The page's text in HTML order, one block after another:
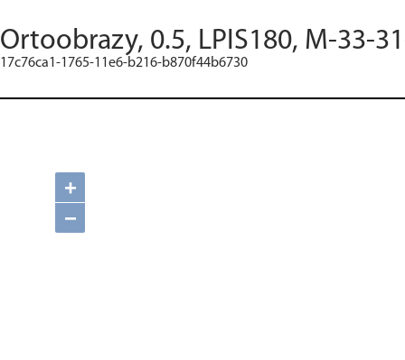
Ortoobrazy, 0.5, LPIS180, M-33-
17c76ca1-1765-11e6-b216-b870f44b6730
+
−